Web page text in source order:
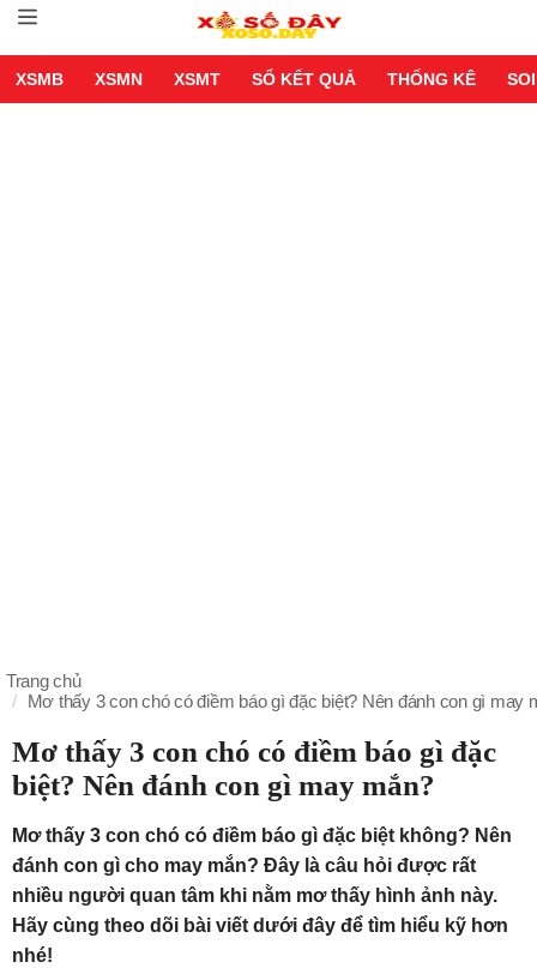
XSMB XSMN XSMT SỔ KẾT QUẢ THỐNG KÊ
Trang chủ
Mơ thấy 3 con chó có điềm báo gì đặc biệt? Nên đánh con gì may
Mơ thấy 3 con chó có điềm báo gì đặc
biệt? Nên đánh con gì may mắn?
Mơ thấy 3 con chó có điềm báo gì đặc biệt không? Nên
đánh con gì cho may mắn? Đây là câu hỏi được rất
nhiều người quan tâm khi nằm mơ thấy hình ảnh này.
Hãy cùng theo dõi bài viết dưới đây để tìm hiểu kỹ hơn
nhé!